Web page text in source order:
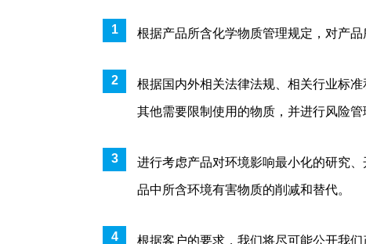
根据产品所含化学物质管理规定，对产
根据国内外相关法律法规、相关行业标
其他需要限制使用的物质，并进行风险管
进行考虑产品对环境影响最小化的研究
品中所含环境有害物质的削减和替代。
根据客户的要求，我们将尽可能公开我